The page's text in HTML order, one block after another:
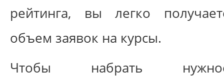
рейтинга, вы легко
объем заявок на курсы.
Чтобы набрать